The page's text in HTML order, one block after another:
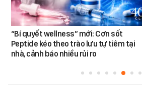
“Bí quyết wellness” mới: Cơn sốt
Peptide kéo theo trào lưu tự tiêm tại
nhà, cảnh báo nhiều rủi ro